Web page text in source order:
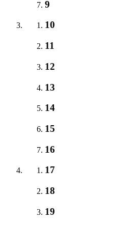
9
10
11
12
13
14
15
16
17
18
19